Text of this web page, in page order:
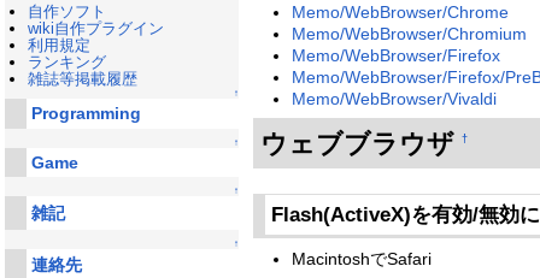
Memo/WebBrowser/Chrome
Memo/WebBrowser/Chromium
Memo/WebBrowser/Firefox
Memo/WebBrowser/Firefox/
Memo/WebBrowser/Vivaldi
ウェブブラウザ†
Flash(ActiveX)を有効/無効
MacintoshでSafari
自作ソフト
wiki自作プラグイン
利用規定
ランキング
雑誌等掲載履歴
↑
Programming
↑
Game
↑
雑記
↑
連絡先